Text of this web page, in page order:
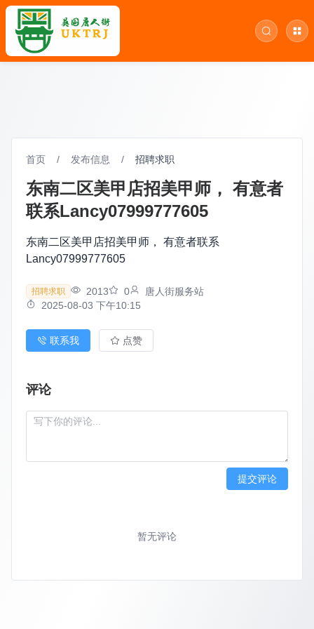
首页 / 发布信息 / 招聘求职
东南二区美甲店招美甲师， 有意者
联系Lancy07999777605
东南二区美甲店招美甲师， 有意者联系
Lancy07999777605
招聘求职 2013 0
唐人街服务站
2025-08-03 下午10:15
联系我 点赞
评论
提交评论
暂无评论